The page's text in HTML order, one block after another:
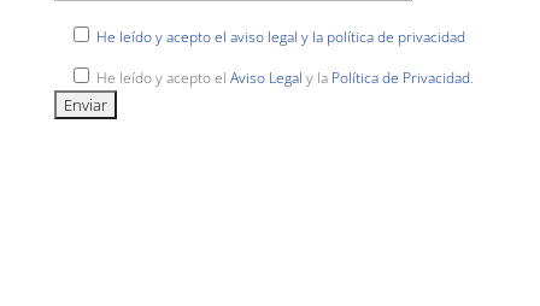
He leído y acepto el aviso legal y la política de privacidad
He leído y acepto el Aviso Legal y la Política de Privacidad.